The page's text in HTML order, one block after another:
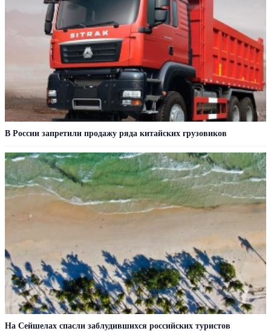
В России запретили продажу ряда китайских грузовиков
На Сейшелах спасли заблудившихся российских туристов